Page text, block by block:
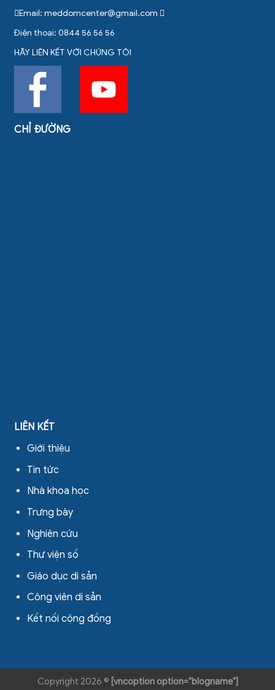
Email: meddomcenter@gmail.com
Điện thoại: 0844 56 56 56
HÃY LIÊN KẾT VỚI CHÚNG TÔI
CHỈ ĐƯỜNG
LIÊN KẾT
Giới thiệu
Tin tức
Nhà khoa học
Trưng bày
Nghiên cứu
Thư viện số
Giáo dục di sản
Công viên di sản
Kết nối cộng đồng
Copyright 2026 © [vncoption option="blogname"]